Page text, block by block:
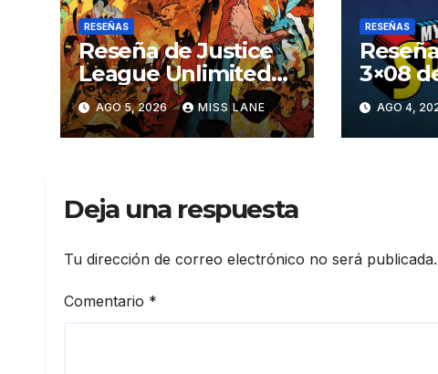
RESEÑAS
Reseña de Justice
League Unlimited
#11AGO 5, 2026 MISS LANE
RESEÑAS
3×08
AGO 4,
Deja una respuesta
Tu dirección de correo electrónico no será publicada.
Comentario *